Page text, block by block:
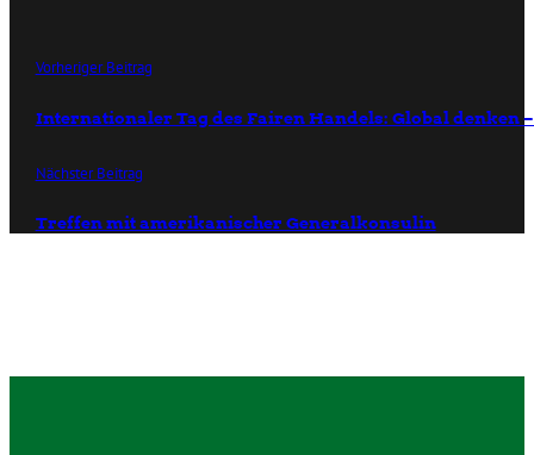
Vorheriger Beitrag
Internationaler Tag des Fairen Handels: Global denken
Nächster Beitrag
Treffen mit amerikanischer Generalkonsulin